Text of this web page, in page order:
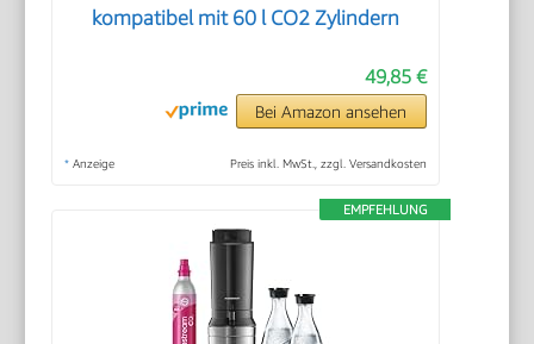
kompatibel mit 60 l CO2 Zylindern
49,85 €
Bei Amazon ansehen
* Anzeige Preis inkl. MwSt., zzgl. Versandkosten
EMPFEHLUNG